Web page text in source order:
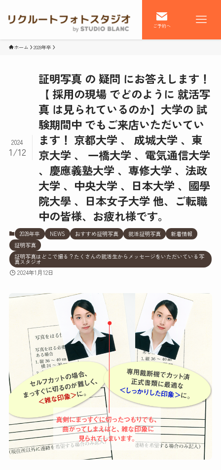
ご予約へ
ホーム 2028年卒
証明写真 の 疑問 にお答えします！
【 採用の現場 でどのように 就活写
真 は見られているのか】大学の 試
験期間中 でもご来店いただいてい
ます！ 京都大学 、 成城大学 、東
京大学 、 一橋大学 、電気通信大学
、慶應義塾大学 、専修大学 、法政
大学 、中央大学 、日本大学 、國學
院大學 、日本女子大学 他、ご転職
中の皆様、お疲れ様です。
2024
1/12
2028年卒 NEWS おすすめ証明写真 就活証明写真
新着情報
証明写真
証明写真はどこで撮る？たくさんの就活生からメッセージをいただいている写
真スタジオ
2024年1月12日